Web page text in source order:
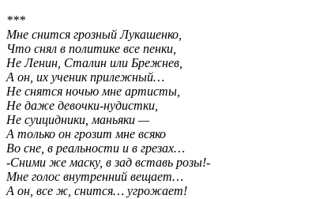
***
Мне снится грозный Лукашенко,
Что снял в политике все пенки,
Не Ленин, Сталин или Брежнев,
А он, их ученик прилежный…
Не снятся ночью мне артисты,
Не даже девочки-нудистки,
Не суицидники, маньяки —
А только он грозит мне всяко
Во сне, в реальности и в грезах…
-Сними же маску, в зад вставь розы!-
Мне голос внутренний вещает…
А он, все ж, снится… угрожает!